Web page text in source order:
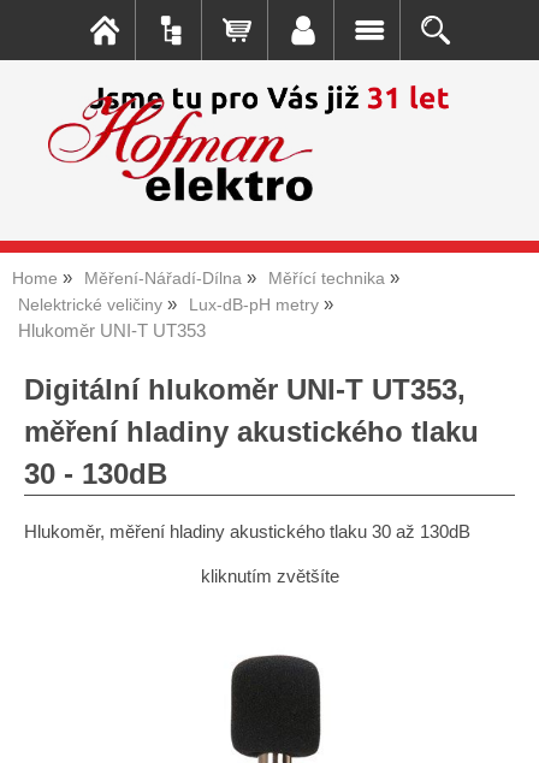
Home Měření-Nářadí-Dílna
Měřící technika
Nelektrické veličiny
Lux-dB-pH metry
Hlukoměr UNI-T UT353
Digitální hlukoměr UNI-T UT353,
měření hladiny akustického tlaku
30 - 130dB
Hlukoměr, měření hladiny akustického tlaku 30 až 130dB
kliknutím zvětšíte